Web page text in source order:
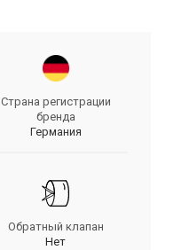
Страна регистрации
бренда
Германия
Обратный клапан
Нет